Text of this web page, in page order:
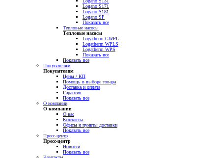
Logano S171
Logano S181
Logano SP
Показать все
Тепловые насосы
Тепловые насосы
Logatherm GWPL
Logatherm WPLS
Logatherm WPS
Показать все
Показать все
Покупателям
Покупателям
Цены / КП
Помощь в выборе товара
Доставка и оплата
Гарантия
Показать все
О компании
О компании
О нас
Контакты
Офисы и пункты доставки
Показать все
Пресс-центр
Пресс-центр
Новости
Показать все